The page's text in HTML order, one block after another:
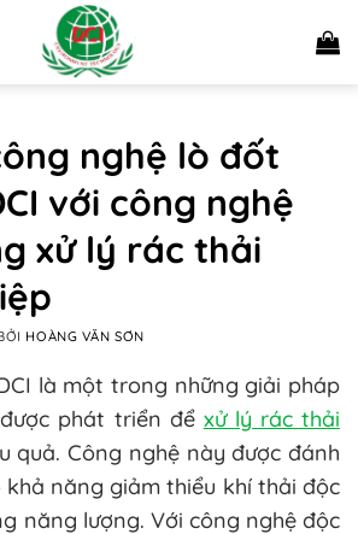
nghệ lò đốt
với công nghệ
xử lý rác thải
HOÀNG VĂN SƠN
là một trong những giải pháp
phát triển để xử lý rác thải
quả. Công nghệ này được đánh
năng giảm thiểu khí thải độc
năng lượng. Với công nghệ độc